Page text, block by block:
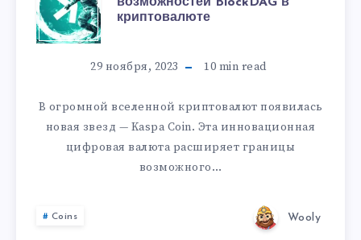
возможностей BlockDAG в
криптовалюте
29 ноября, 2023 10 min read
В огромной вселенной криптовалют появилась
новая звезд — Kaspa Coin. Эта инновационная
цифровая валюта расширяет границы
возможного…
Coins Wooly